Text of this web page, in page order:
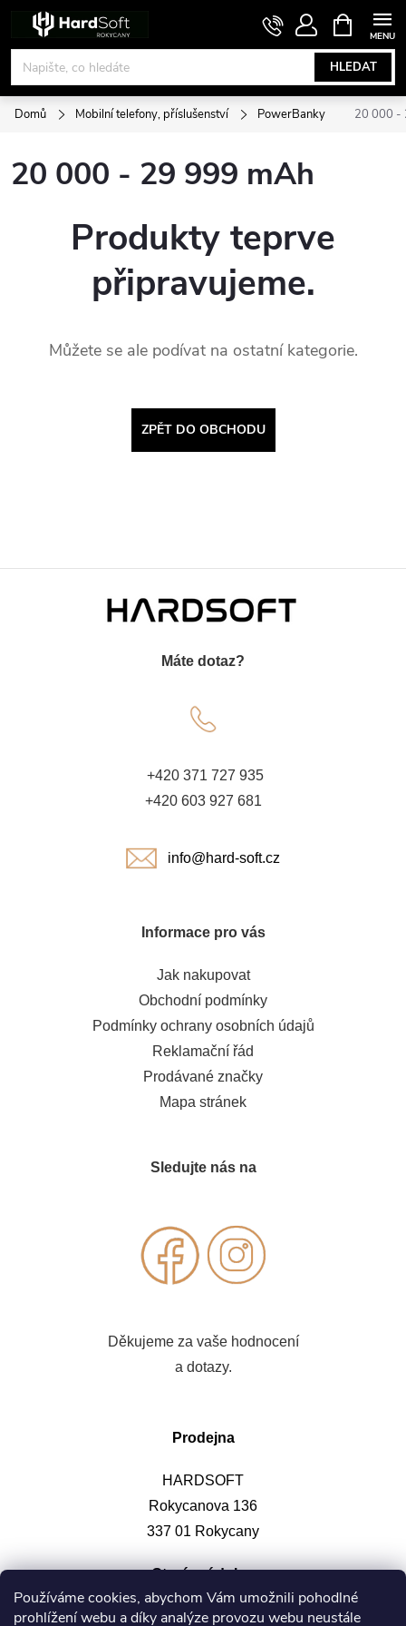
Používáme cookies, abychom Vám umožnili pohodlné
prohlížení webu a díky analýze provozu webu neustále
obsah
HLEDAT
NÁKUPNÍ
KOŠÍK
Domů Mobilní telefony, příslušenství PowerBanky 20 000 -
20 000 - 29 999 mAh
Produkty teprve
připravujeme.
Můžete se ale podívat na ostatní kategorie.
ZPĚT DO OBCHODU
Máte dotaz?
+420 371 727 935
+420 603 927 681
info@hard-soft.cz
Informace pro vás
Jak nakupovat
Obchodní podmínky
Podmínky ochrany osobních údajů
Reklamační řád
Prodávané značky
Mapa stránek
Sledujte nás na
Děkujeme za vaše hodnocení
a dotazy.
Prodejna
HARDSOFT
Rokycanova 136
337 01 Rokycany
Otevírací doba: